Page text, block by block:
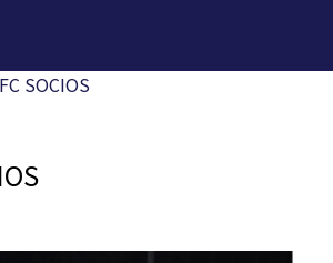
SOCIOS